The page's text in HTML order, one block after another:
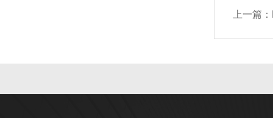
上一篇：